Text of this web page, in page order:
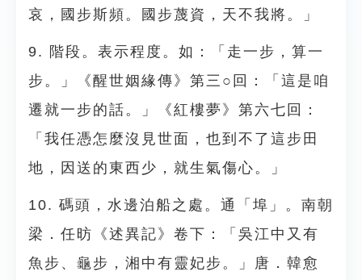
哀，國步斯頻。國步蔑資，天不我將。」
9. 階段。表示程度。如：「走一步，算一
步。」《醒世姻緣傳》第三○回：「這是咱
遷就一步的話。」《紅樓夢》第六七回：
「我任憑怎麼沒見世面，也到不了這步田
地，因送的東西少，就生氣傷心。」
10. 碼頭，水邊泊船之處。通「埠」。南朝
梁．任昉《述異記》卷下：「吳江中又有
魚步、龜步，湘中有靈妃步。」唐．韓愈